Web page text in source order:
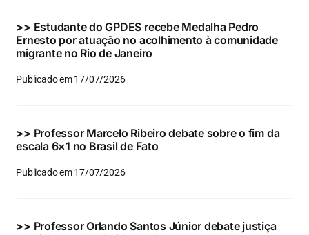
>> Estudante do GPDES recebe Medalha Pedro
Ernesto por atuação no acolhimento à comunidade
migrante no Rio de Janeiro
Publicado em 17/07/2026
>> Professor Marcelo Ribeiro debate sobre o fim da
escala 6×1 no Brasil de Fato
Publicado em 17/07/2026
>> Professor Orlando Santos Júnior debate justiça